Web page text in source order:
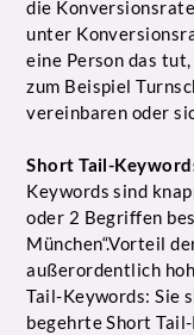
die
unter
eine Person das
zum Beispiel
vereinbaren oder
Short Tail-
Keywords sind
oder 2 Begriffen
München“.Vorteil
außerordentlich
Tail-Keywords: Sie
begehrte Short